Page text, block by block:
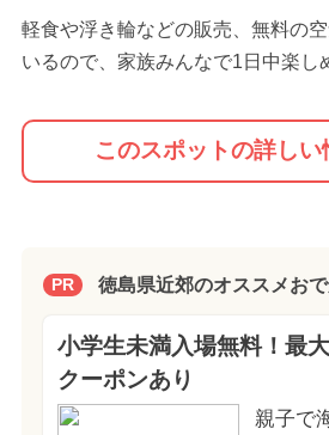
軽食や浮き輪などの販売、無料の
いるので、家族みんなで1日中楽し
このスポットの詳しい
PR 徳島県近郊のオススメお
小学生未満入場無料！最
クーポンあり
親子で